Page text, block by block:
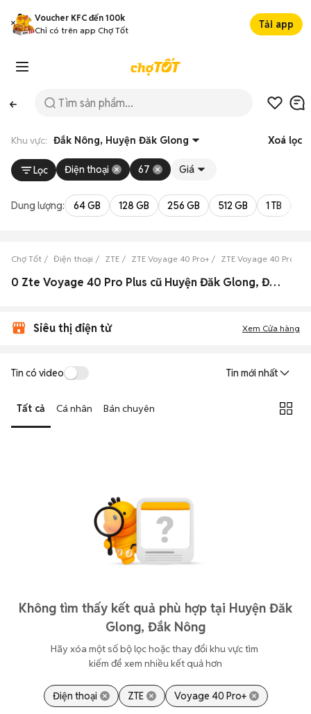
Voucher KFC đến 100k
Chỉ có trên app Chợ Tốt
Tải app
Khu vực: Đắk Nông, Huyện Đăk Glong Xoá lọc
Lọc Điện thoại 67 Giá
Dung lượng: 64 GB 128 GB 256 GB 512 GB 1 TB
Chợ Tốt Điện thoại ZTE ZTE Voyage 40 Pro+ ZTE Voyage 40 Pro+
0 Zte Voyage 40 Pro Plus cũ Huyện Đăk Glong, Đắk Nông đẹp
Siêu thị điện tử Xem Cửa hàng
Tin có video Tin mới nhất
Tất cả Cá nhân Bán chuyên
Không tìm thấy kết quả phù hợp tại Huyện Đăk
Glong, Đắk Nông
Hãy xóa một số bộ lọc hoặc thay đổi khu vực tìm
kiếm để xem nhiều kết quả hơn
Điện thoại ZTE Voyage 40 Pro+